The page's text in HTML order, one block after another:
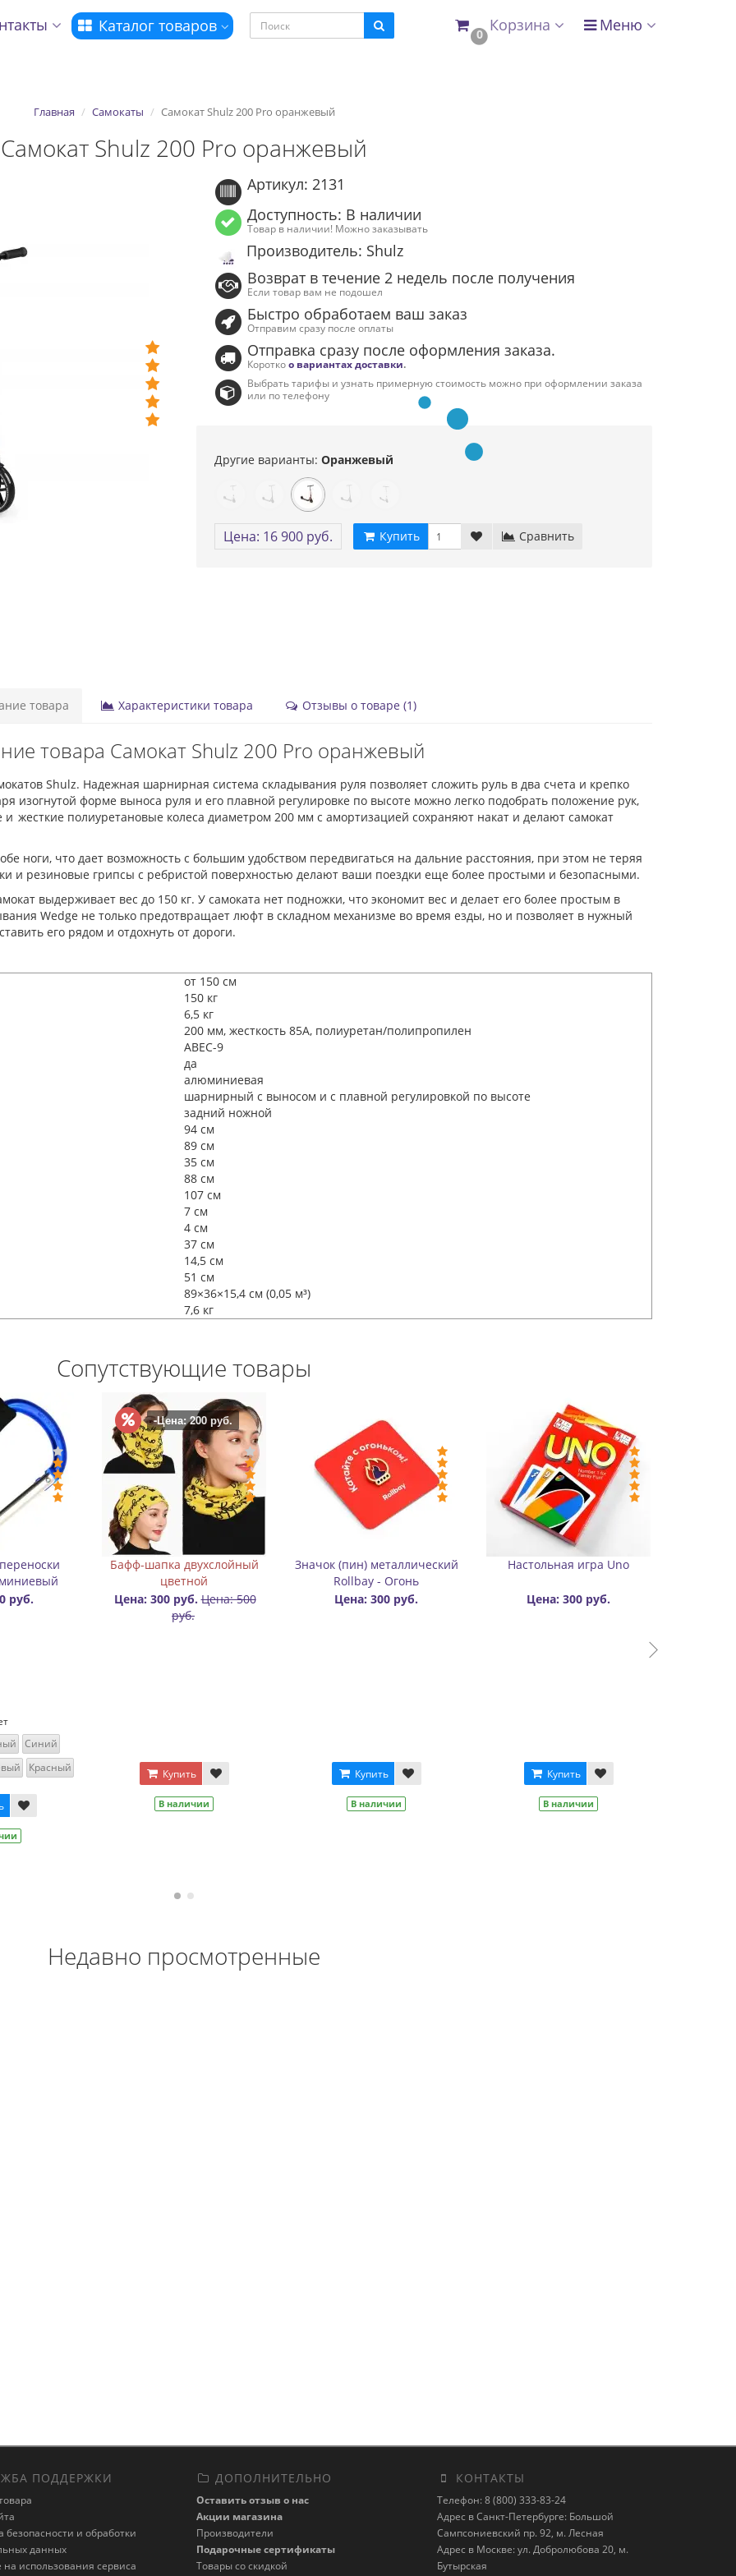
Каталог товаров 0 Корзина Меню
Главная Самокаты Самокат Shulz 200 Pro оранжевый
Самокат Shulz 200 Pro оранжевый
Артикул: 2131
Доступность: В наличии
Товар в наличии! Можно заказывать
Производитель: Shulz
Возврат в течение 2 недель после получения
Если товар вам не подошел
Быстро обработаем ваш заказ
Отправим сразу после оплаты
Отправка сразу после оформления заказа.
Короткоо вариантах доставки.
Выбрать тарифы и узнать примерную стоимость можно при оформлении заказа
или по телефону
Другие варианты: Оранжевый
Цена: 16 900 руб. Купить Сравнить
товара Характеристики товара Отзывы о товаре (1)
товара Самокат Shulz 200 Pro оранжевый
Shulz. Надежная шарнирная система складывания руля позволяет сложить руль в два счета и крепко
изогнутой форме выноса руля и его плавной регулировке по высоте можно легко подобрать положение рук,
жесткие полиуретановые колеса диаметром 200 мм с амортизацией сохраняют накат и делают самокат
ноги, что дает возможность с большим удобством передвигаться на дальние расстояния, при этом не теряя
и резиновые грипсы с ребристой поверхностью делают ваши поездки еще более простыми и безопасными.
выдерживает вес до 150 кг. У самоката нет подножки, что экономит вес и делает его более простым в
Wedge не только предотвращает люфт в складном механизме во время езды, но и позволяет в нужный
его рядом и отдохнуть от дороги.
от 150 см
150 кг
6,5 кг
200 мм, жесткость 85А, полиуретан/полипропилен
ABEC-9
да
алюминиевая
шарнирный с выносом и с плавной регулировкой по высоте
задний ножной
94 см
89 см
35 см
88 см
107 см
7 см
4 см
37 см
14,5 см
51 см
89×36×15,4 см (0,05 м³)
7,6 кг
Сопутствующие товары
«Ролик»
руб.
Цвет
Красный
Конусы для слалома на
роликах с фигурным
вырезом
Цена: 50 руб.
Зеленый Синий
Розовый Салатовый
Красный
-Цена: 150 руб.
Бафф утепленный
двухслойный цветной
Цена: 450 руб. Цена: 600
Купить
В наличии
Карабин для переноски
Цена: 170 руб.
Красный
Оранжевый
Купить
Недавно просмотренные
ПОДДЕРЖКИ
безопасности и обработки
данных
на использования сервиса
ДОПОЛНИТЕЛЬНО
Оставить отзыв о нас
Акции магазина
Производители
Подарочные сертификаты
Товары со скидкой
КОНТАКТЫ
Телефон: 8 (800) 333-83-24
Адрес в Санкт-Петербурге: Большой
Сампсониевский пр. 92, м. Лесная
Адрес в Москве: ул. Добролюбова 20, м.
Бутырская
на использование сервиса
и файлов cookie